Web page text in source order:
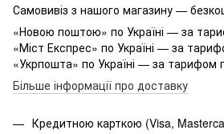
Самовивіз з нашого магазину —
«Новою поштою» по Україні — за
«Міст Експрес» по Україні — за
«Укрпошта» по Україні — за тарифом
Більше інформації про доставку
Кредитною карткою (Visa,